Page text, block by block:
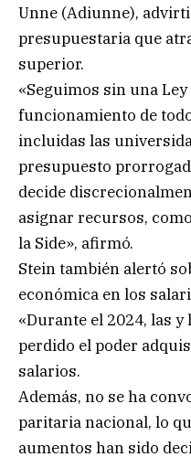
Unne (Adiunne),
presupuestaria que
superior.
«Seguimos sin una
funcionamiento de
incluidas las
presupuesto
decide
asignar recursos,
la Side», afirmó.
Stein también alertó
económica en los
«Durante el 2024, las
perdido el poder
salarios.
Además, no se ha
paritaria nacional, lo
aumentos han sido